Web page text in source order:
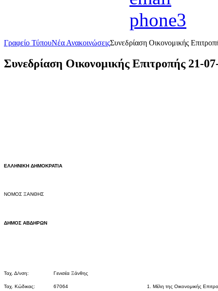
Γραφείο ΤύπουΝέα ΑνακοινώσειςΣυνεδρίαση Οικονομικής
Συνεδρίαση Οικονομικής Επιτροπής 21-
ΕΛΛΗΝΙΚΗ ΔΗΜΟΚΡΑΤΙΑ
ΝΟΜΟΣ ΞΑΝΘΗΣ
ΔΗΜΟΣ ΑΒΔΗΡΩΝ
Ταχ. Δ/νση:
Ταχ. Κώδικας:
Γενισέα Ξάνθης
67064 1. Μέλη της Οικονομικής